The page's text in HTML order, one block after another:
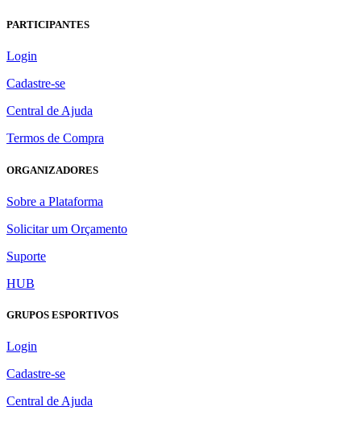
PARTICIPANTES
Login
Cadastre-se
Central de Ajuda
Termos de Compra
ORGANIZADORES
Sobre a Plataforma
Solicitar um Orçamento
Suporte
HUB
GRUPOS ESPORTIVOS
Login
Cadastre-se
Central de Ajuda